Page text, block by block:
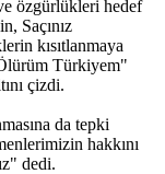
özgürlükleri hedef
Saçınız
kısıtlanmaya
Türkiyem"
çizdi.
da tepki
hakkını
dedi.